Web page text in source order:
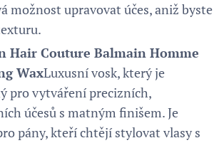
možnost upravovat účes, aniž byste
Hair Couture Balmain Homme
WaxLuxusní vosk, který je
pro vytváření precizních,
účesů s matným finišem. Je
pány, kteří chtějí stylovat vlasy s